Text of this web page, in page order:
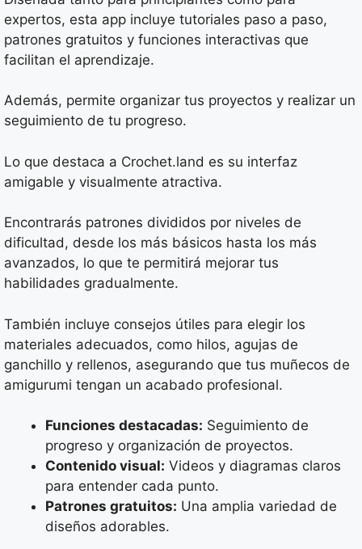
expertos, esta app incluye tutoriales paso a paso,
patrones gratuitos y funciones interactivas que
facilitan el aprendizaje.
Además, permite organizar tus proyectos y realizar un
seguimiento de tu progreso.
Lo que destaca a Crochet.land es su interfaz
amigable y visualmente atractiva.
Encontrarás patrones divididos por niveles de
dificultad, desde los más básicos hasta los más
avanzados, lo que te permitirá mejorar tus
habilidades gradualmente.
También incluye consejos útiles para elegir los
materiales adecuados, como hilos, agujas de
ganchillo y rellenos, asegurando que tus muñecos de
amigurumi tengan un acabado profesional.
Funciones destacadas: Seguimiento de
progreso y organización de proyectos.
Contenido visual: Videos y diagramas claros
para entender cada punto.
Patrones gratuitos: Una amplia variedad de
diseños adorables.